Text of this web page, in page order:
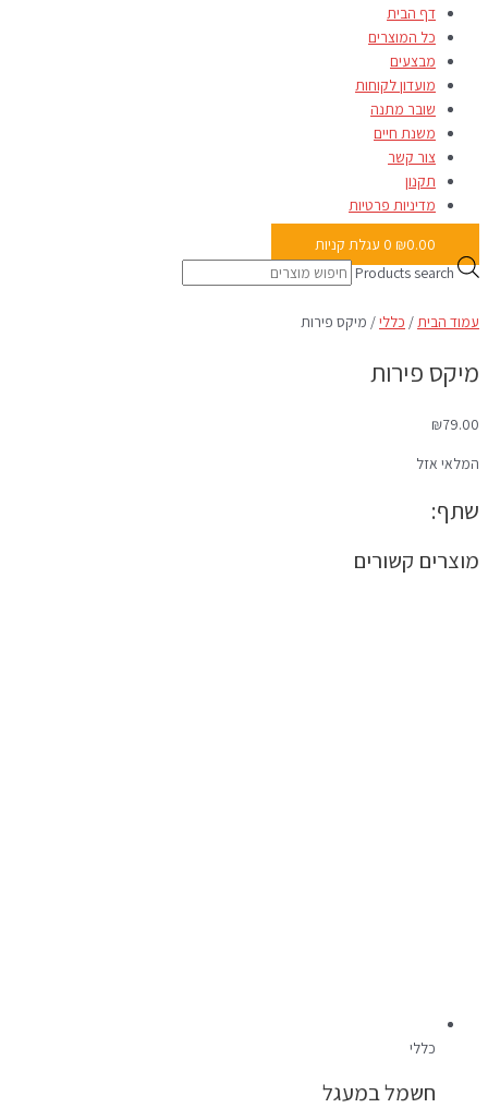
דף הבית
כל המוצרים
מבצעים
מועדון לקוחות
שובר מתנה
משנת חיים
צור קשר
תקנון
מדיניות פרטיות
₪0.00
0 עגלת קניות
Products search
עמוד הבית/ כללי/ מיקס פירות
מיקס פירות
₪79.00
המלאי אזל
שתף:
מוצרים קשורים
כללי
חשמל במעגל